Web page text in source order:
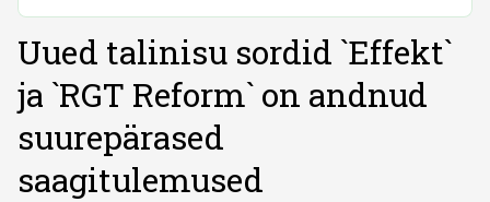
Uued talinisu sordid `Effekt`
ja `RGT Reform` on andnud
suurepärased
saagitulemused